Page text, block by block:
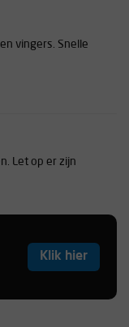
vingers. Snelle
Let op er zijn
weerstand
Klik hier